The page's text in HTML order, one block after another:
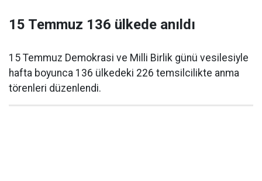
15 Temmuz 136 ülkede anıldı
15 Temmuz Demokrasi ve Milli Birlik günü vesilesiyle
hafta boyunca 136 ülkedeki 226 temsilcilikte anma
törenleri düzenlendi.